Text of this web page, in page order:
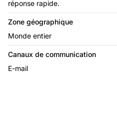
réponse rapide.
Zone géographique
Monde entier
Canaux de communication
E-mail